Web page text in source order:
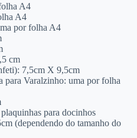
A4
A4
por folha A4
cm
7,5cm X 9,5cm
para Varalzinho: uma por folha
para docinhos
(dependendo do tamanho do